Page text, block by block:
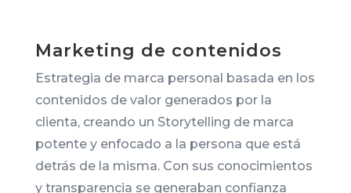
Marketing de contenidos
Estrategia de marca personal basada en los
contenidos de valor generados por la
clienta, creando un Storytelling de marca
potente y enfocado a la persona que está
detrás de la misma. Con sus conocimientos
y transparencia se generaban confianza